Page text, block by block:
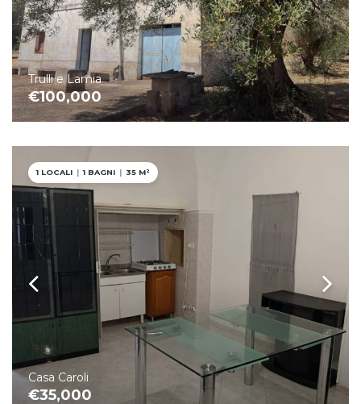
Trulli e Lamia
€100,000
Casa Caroli
€35,000
1 LOCALI | 1 BAGNI | 35 M²